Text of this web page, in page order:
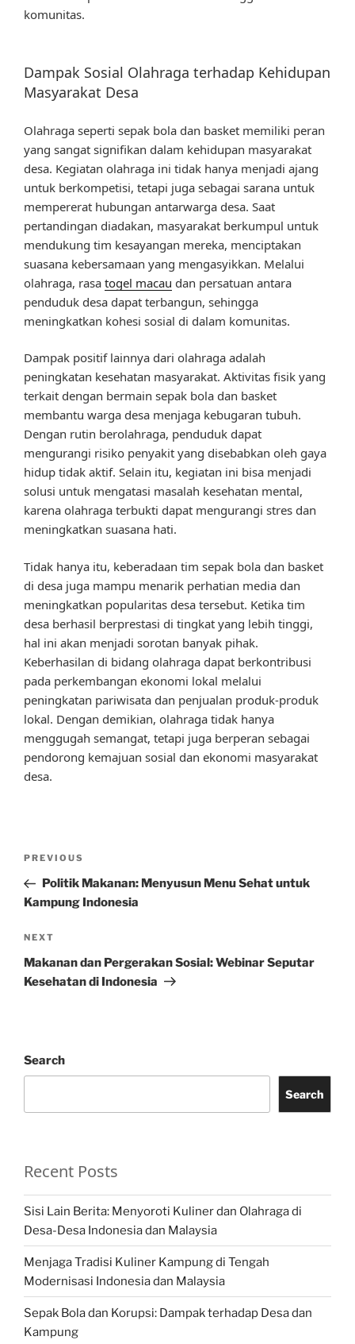
komunitas.
Dampak Sosial Olahraga terhadap Kehidupan
Masyarakat Desa
Olahraga seperti sepak bola dan basket memiliki peran
yang sangat signifikan dalam kehidupan masyarakat
desa. Kegiatan olahraga ini tidak hanya menjadi ajang
untuk berkompetisi, tetapi juga sebagai sarana untuk
mempererat hubungan antarwarga desa. Saat
pertandingan diadakan, masyarakat berkumpul untuk
mendukung tim kesayangan mereka, menciptakan
suasana kebersamaan yang mengasyikkan. Melalui
olahraga, rasa togel macau dan persatuan antara
penduduk desa dapat terbangun, sehingga
meningkatkan kohesi sosial di dalam komunitas.
Dampak positif lainnya dari olahraga adalah
peningkatan kesehatan masyarakat. Aktivitas fisik yang
terkait dengan bermain sepak bola dan basket
membantu warga desa menjaga kebugaran tubuh.
Dengan rutin berolahraga, penduduk dapat
mengurangi risiko penyakit yang disebabkan oleh gaya
hidup tidak aktif. Selain itu, kegiatan ini bisa menjadi
solusi untuk mengatasi masalah kesehatan mental,
karena olahraga terbukti dapat mengurangi stres dan
meningkatkan suasana hati.
Tidak hanya itu, keberadaan tim sepak bola dan basket
di desa juga mampu menarik perhatian media dan
meningkatkan popularitas desa tersebut. Ketika tim
desa berhasil berprestasi di tingkat yang lebih tinggi,
hal ini akan menjadi sorotan banyak pihak.
Keberhasilan di bidang olahraga dapat berkontribusi
pada perkembangan ekonomi lokal melalui
peningkatan pariwisata dan penjualan produk-produk
lokal. Dengan demikian, olahraga tidak hanya
menggugah semangat, tetapi juga berperan sebagai
pendorong kemajuan sosial dan ekonomi masyarakat
desa.
Previous
Post
PREVIOUS
Politik Makanan: Menyusun Menu Sehat untuk
Kampung Indonesia
Next
Post
NEXT
Makanan dan Pergerakan Sosial: Webinar Seputar
Kesehatan di Indonesia
Search
Search
Recent Posts
Sisi Lain Berita: Menyoroti Kuliner dan Olahraga di
Desa-Desa Indonesia dan Malaysia
Menjaga Tradisi Kuliner Kampung di Tengah
Modernisasi Indonesia dan Malaysia
Sepak Bola dan Korupsi: Dampak terhadap Desa dan
Kampung